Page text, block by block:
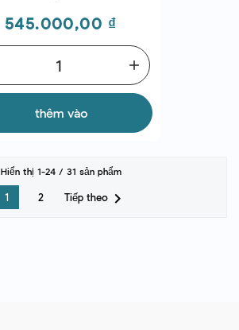
Giá
545.000,00 ₫
add
thêm vào
Hiển thị 1-24 / 31 sản phẩm
1 2 Tiếp theo